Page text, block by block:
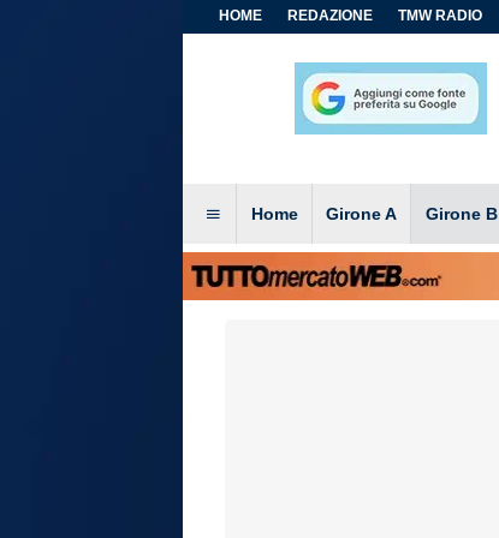
HOME REDAZIONE TMW RADIO
Home Girone A Girone B